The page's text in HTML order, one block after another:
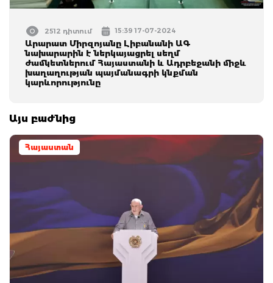
2512 դիտում 15:39 17-07-2024
Արարատ Միրզոյանը Լիբանանի ԱԳ
նախարարին է ներկայացրել սեղմ
ժամկետներում Հայաստանի և Ադրբեջանի միջև
խաղաղության պայմանագրի կնքման
կարևորությունը
Այս բաժնից
Հայաստան